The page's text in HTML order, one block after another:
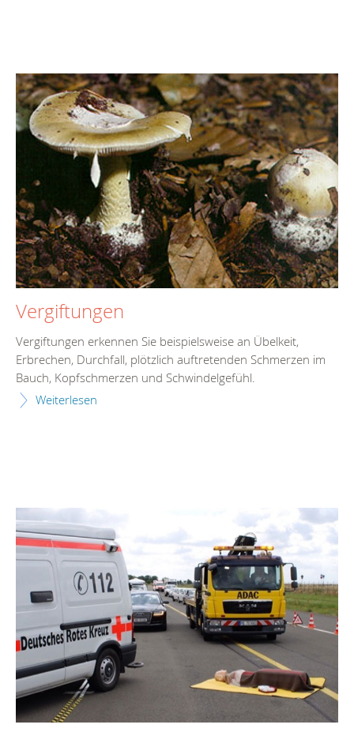
Vergiftungen
Vergiftungen erkennen Sie beispielsweise an Übelkeit,
Erbrechen, Durchfall, plötzlich auftretenden Schmerzen im
Bauch, Kopfschmerzen und Schwindelgefühl.
Weiterlesen